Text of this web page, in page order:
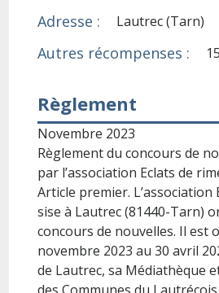
Adresse : Lautrec (Tarn)
Autres récompenses :
Règlement
Novembre 2023
Règlement du concours de
par l’association Eclats de
Article premier. L’association
sise à Lautrec (81440-Tarn)
concours de nouvelles. Il est
novembre 2023 au 30 avril
de Lautrec, sa Médiathèque